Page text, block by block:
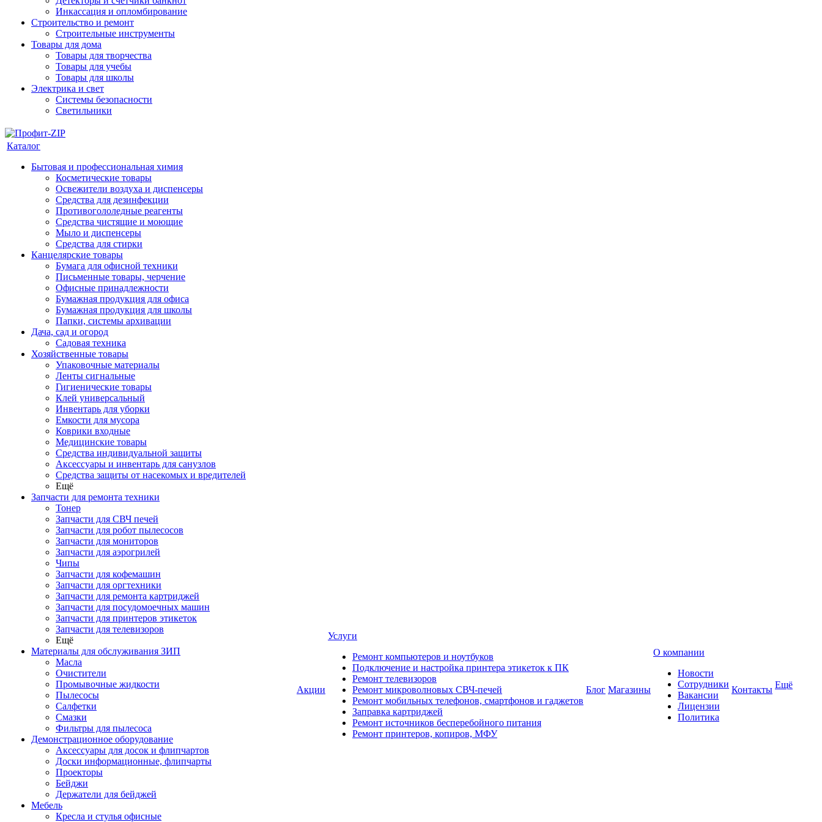
Инкассация и опломбирование
Строительство и ремонт
Строительные инструменты
Товары для дома
Товары для творчества
Товары для учебы
Товары для школы
Электрика и свет
Системы безопасности
Светильники
Каталог
Бытовая и профессиональная химия
Косметические товары
Освежители воздуха и диспенсеры
Средства для дезинфекции
Противогололедные реагенты
Средства чистящие и моющие
Мыло и диспенсеры
Средства для стирки
Канцелярские товары
Бумага для офисной техники
Письменные товары, черчение
Офисные принадлежности
Бумажная продукция для офиса
Бумажная продукция для школы
Папки, системы архивации
Дача, сад и огород
Садовая техника
Хозяйственные товары
Упаковочные материалы
Ленты сигнальные
Гигиенические товары
Клей универсальный
Инвентарь для уборки
Емкости для мусора
Коврики входные
Медицинские товары
Средства индивидуальной защиты
Аксессуары и инвентарь для санузлов
Средства защиты от насекомых и вредителей
Ещё
Запчасти для ремонта техники
Тонер
Запчасти для СВЧ печей
Запчасти для робот пылесосов
Запчасти для мониторов
Запчасти для аэрогрилей
Чипы
Запчасти для кофемашин
Запчасти для оргтехники
Запчасти для ремонта картриджей
Запчасти для посудомоечных машин
Запчасти для принтеров этикеток
Запчасти для телевизоров
Ещё
Материалы для обслуживания ЗИП
Масла
Очистители
Промывочные жидкости
Пылесосы
Салфетки
Смазки
Фильтры для пылесоса
Демонстрационное оборудование
Аксессуары для досок и флипчартов
Доски информационные, флипчарты
Проекторы
Бейджи
Держатели для бейджей
Мебель
Кресла и стулья офисные
Акции
Услуги
Ремонт компьютеров и ноутбуков
Подключение и настройка принтера этикеток к ПК
Ремонт телевизоров
Ремонт микроволновых СВЧ-печей
Ремонт мобильных телефонов, смартфонов и гаджетов
Заправка картриджей
Ремонт источников бесперебойного питания
Ремонт принтеров, копиров, МФУ
Блог Магазины
О компании
Новости
Сотрудники
Вакансии
Лицензии
Политика
Контакты Ещё